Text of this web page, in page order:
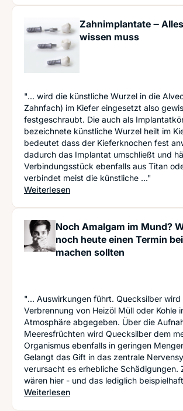
Zahnimplantate ‒
wissen muss
"... wird die künstliche Wurzel in die
Zahnfach) im Kiefer eingesetzt also
festgeschraubt. Die auch als
bezeichnete künstliche Wurzel heilt im
bedeutet dass der Kieferknochen fest
dadurch das Implantat umschließt und
Verbindungsstück ebenfalls aus Titan
verbindet meist die künstliche ..."
Weiterlesen: Zahnimplantate ‒ Alles
Noch Amalgam im Mund?
noch heute einen Termin
machen sollten
"... Auswirkungen führt. Quecksilber
Verbrennung von Heizöl Müll oder Kohle
Atmosphäre abgegeben. Über die
Meeresfrüchten wird Quecksilber dem
Organismus ebenfalls in geringen
Gelangt das Gift in das zentrale
verursacht es erhebliche Schädigungen.
wären hier - und das lediglich
Weiterlesen: Noch Amalgam im Mund?